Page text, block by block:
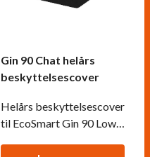
Gin 90 Chat helårs
beskyttelsescover
Helårs beskyttelsescover
til EcoSmart Gin 90 Low.